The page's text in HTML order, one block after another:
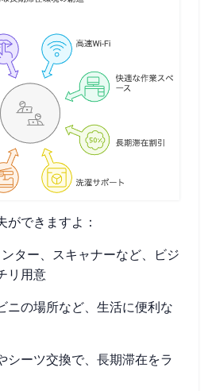
できますよ：
ター、スキャナーなど、ビジ
リ用意
ニの場所など、生活に便利な
シーツ交換で、長期滞在をラ